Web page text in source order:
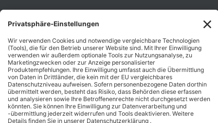
Unternehmen
Karriere
Zahlungsarten